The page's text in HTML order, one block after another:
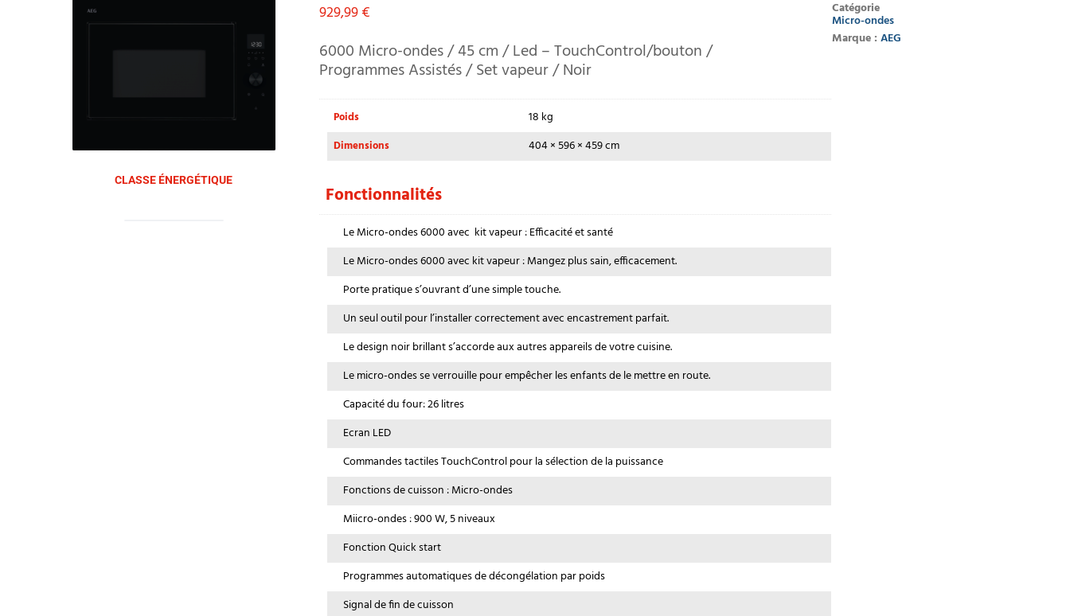
CLASSE ÉNERGÉTIQUE
929,99€
6000 Micro-ondes / 45 cm / Led – TouchControl/bouton /
Programmes Assistés / Set vapeur / Noir
Poids 18 kg
Dimensions 404 × 596 × 459 cm
Fonctionnalités
Le Micro-ondes 6000 avec kit vapeur : Efficacité et santé
Le Micro-ondes 6000 avec kit vapeur : Mangez plus sain, efficacement.
Porte pratique s’ouvrant d’une simple touche.
Un seul outil pour l’installer correctement avec encastrement parfait.
Le design noir brillant s’accorde aux autres appareils de votre cuisine.
Le micro-ondes se verrouille pour empêcher les enfants de le mettre en route.
Capacité du four: 26 litres
Ecran LED
Commandes tactiles TouchControl pour la sélection de la puissance
Fonctions de cuisson : Micro-ondes
Miicro-ondes : 900 W, 5 niveaux
Fonction Quick start
Programmes automatiques de décongélation par poids
Signal de fin de cuisson
Catégorie
Micro-ondes
Marque : AEG